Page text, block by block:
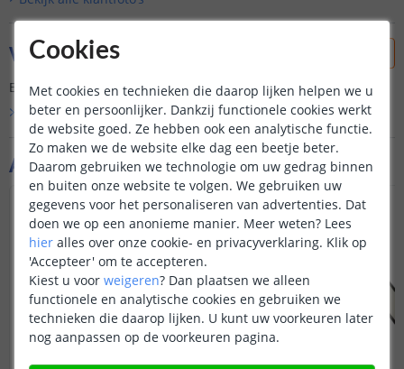
Aanvullende producten
Vraag & antwoord
Er is nog geen vraag gesteld over dit product.
Bekijk alle Vraag & antwoord
Cookies
Met cookies en technieken die daarop lijken helpen we u
beter en persoonlijker. Dankzij functionele cookies werkt
de website goed. Ze hebben ook een analytische functie.
Zo maken we de website elke dag een beetje beter.
Daarom gebruiken we technologie om uw gedrag binnen
en buiten onze website te volgen. We gebruiken uw
gegevens voor het personaliseren van advertenties. Dat
doen we op een anonieme manier. Meer weten? Lees
hier alles over onze cookie- en privacyverklaring. Klik op
'Accepteer' om te accepteren.
Kiest u voor weigeren? Dan plaatsen we alleen
functionele en analytische cookies en gebruiken we
technieken die daarop lijken. U kunt uw voorkeuren later
nog aanpassen op de voorkeuren pagina.